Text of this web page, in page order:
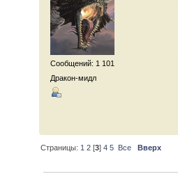
Сообщений: 1 101
Дракон-мидл
Страницы: 1 2 [3]4 5 Все Вверх